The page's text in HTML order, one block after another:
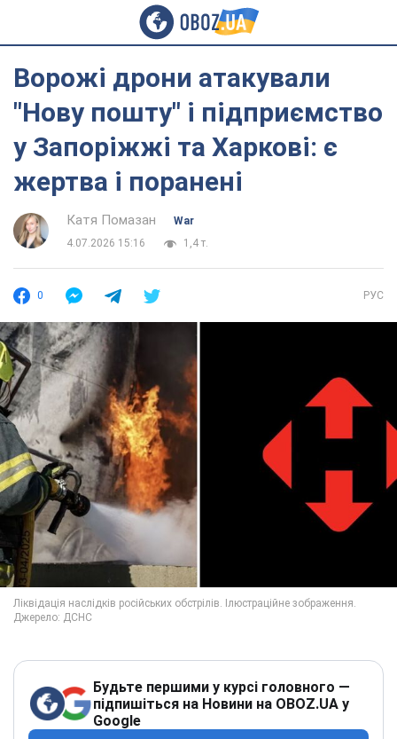
Ворожі дрони атакували
"Нову пошту" і підприємство
у Запоріжжі та Харкові: є
жертва і поранені
Катя Помазан
War
4.07.2026 15:16
1,4 т.
0 РУС
Будьте першими у курсі головного —
підпишіться на Новини на OBOZ.UA у
Google